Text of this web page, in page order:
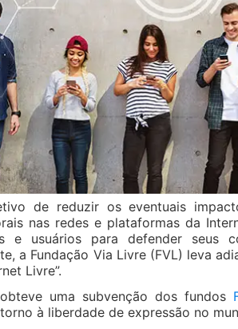
de reduzir os eventuais
nas redes e plataformas da
e usuários para defender seus
a Fundação Via Livre (FVL) leva
Livre”.
uma subvenção dos fundos
à liberdade de expressão no